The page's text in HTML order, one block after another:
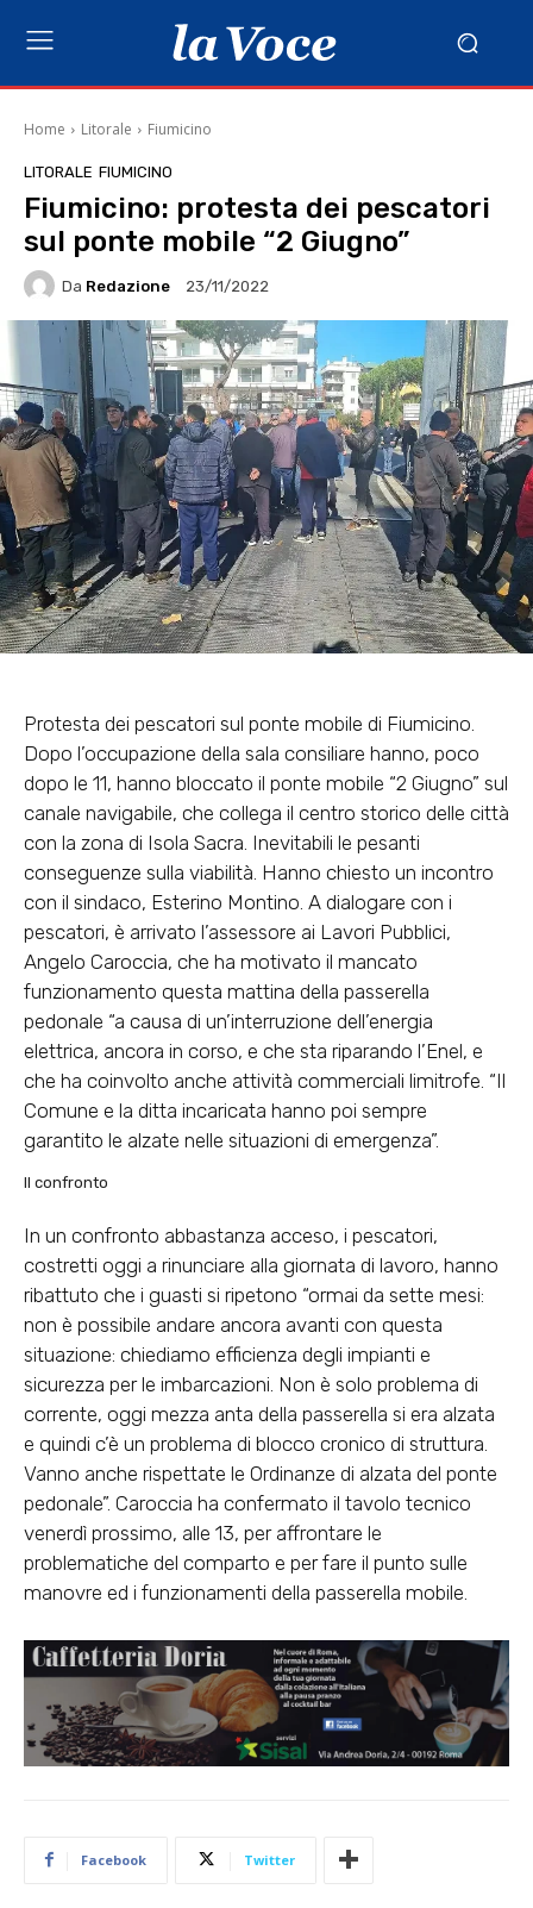
Home Litorale Fiumicino
LITORALE FIUMICINO
Fiumicino: protesta dei pescatori
sul ponte mobile “2 Giugno”
Da Redazione 23/11/2022
Protesta dei pescatori sul ponte mobile di Fiumicino.
Dopo l’occupazione della sala consiliare hanno, poco
dopo le 11, hanno bloccato il ponte mobile “2 Giugno” sul
canale navigabile, che collega il centro storico delle città
con la zona di Isola Sacra. Inevitabili le pesanti
conseguenze sulla viabilità. Hanno chiesto un incontro
con il sindaco, Esterino Montino. A dialogare con i
pescatori, è arrivato l’assessore ai Lavori Pubblici,
Angelo Caroccia, che ha motivato il mancato
funzionamento questa mattina della passerella
pedonale “a causa di un’interruzione dell’energia
elettrica, ancora in corso, e che sta riparando l’Enel, e
che ha coinvolto anche attività commerciali limitrofe. “Il
Comune e la ditta incaricata hanno poi sempre
garantito le alzate nelle situazioni di emergenza”.
Il confronto
In un confronto abbastanza acceso, i pescatori,
costretti oggi a rinunciare alla giornata di lavoro, hanno
ribattuto che i guasti si ripetono “ormai da sette mesi:
non è possibile andare ancora avanti con questa
situazione: chiediamo efficienza degli impianti e
sicurezza per le imbarcazioni. Non è solo problema di
corrente, oggi mezza anta della passerella si era alzata
e quindi c’è un problema di blocco cronico di struttura.
Vanno anche rispettate le Ordinanze di alzata del ponte
pedonale”. Caroccia ha confermato il tavolo tecnico
venerdì prossimo, alle 13, per affrontare le
problematiche del comparto e per fare il punto sulle
manovre ed i funzionamenti della passerella mobile.
Facebook Twitter